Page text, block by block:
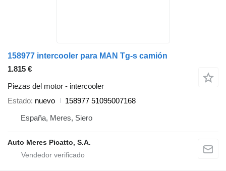
158977 intercooler para MAN Tg-s camión
1.815 €
Piezas del motor - intercooler
Estado nuevo
158977 51095007168
España, Meres, Siero
Auto Meres Picatto, S.A.